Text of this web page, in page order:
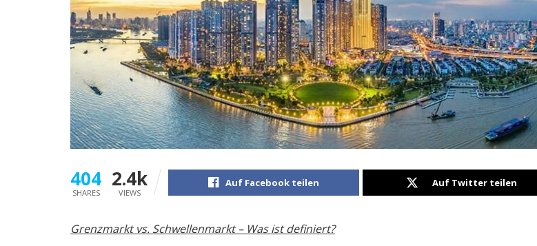
404
SHARES
2.4k
VIEWS
Auf Facebook teilen Auf Twitter teilen
Grenzmarkt vs. Schwellenmarkt – Was ist definiert?